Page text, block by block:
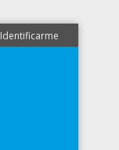
Identificarme